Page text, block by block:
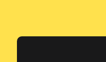
содержимому